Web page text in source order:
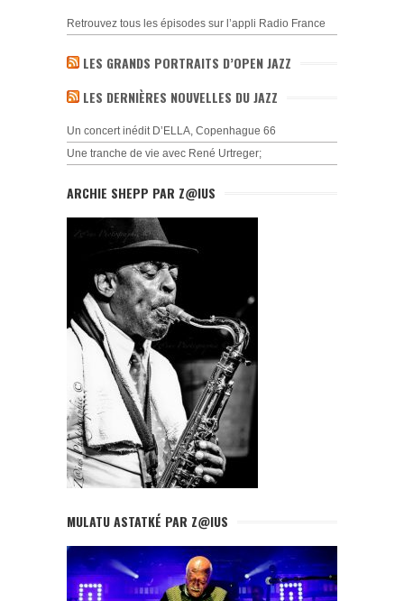
Retrouvez tous les épisodes sur l’appli Radio France
LES GRANDS PORTRAITS D’OPEN JAZZ
LES DERNIÈRES NOUVELLES DU JAZZ
Un concert inédit D’ELLA, Copenhague 66
Une tranche de vie avec René Urtreger;
ARCHIE SHEPP PAR Z@IUS
MULATU ASTATKÉ PAR Z@IUS